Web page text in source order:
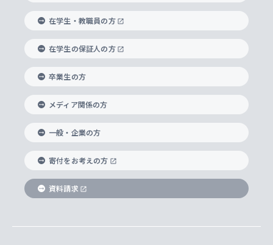
経済学部
外国語学部
総合グローバル学部
国際教養学部
理工学部
Futures） – 持続可能な未来を考える６学科連携
身体知
思考と表現
データサイエンス
グローバル教育センター
上智大学で学ぶ
海外で学ぶ
学びのサポート
大学院
神学研究科
実践宗教学研究科
総合人間科学研究科
助産学専攻科
生涯学習
国際言語情報研究所
グローバル・コンサーン研究所
比較文化研究所
ヨーロッパ研究所
アジア文化研究所
アメリカ・カナダ研究所
研究支援制度
重点領域研究・自由課題研究
研究活動に関する法令・研究費の使用について
ボランティア活動
学生の相談窓口
心身の健康相談
ハラスメント防止の取り組み
障がいのある学生への支援
キャリア形成サポート
キャリア形成支援プログラム
就職（内定先）・進路統計
企業の採用ご担当者様へのご案内
住まいのサポート
科目等履修生
研究生・外国人特別研究生・国費留学生
交換留学生(海外大学から上智大学で学ぶ)
ノンディグリー生
Sophia Short-term Program受講生
学費・奨学金
学部入学前に出願する奨学金
学長・副学長紹介
上智大学の精神
上智大学の理念
上智大学の沿革
ソフィア・アーカイブズ
上智大学とカトリック
グローバルエンゲージメント
上智大学を訪れた世界の知性
国連Weeks・アフリカWeeks
ダイバーシティ＆サステナビリティへの取り組み
上智大学公式ソーシャルメディア
学校法人上智学院について
数字で見る上智大学
上智大学のネットワーク
上智大学の出版物
在学生・教職員の方
在学生の保証人の方
卒業生の方
メディア関係の方
一般・企業の方
寄付をお考えの方
資料請求